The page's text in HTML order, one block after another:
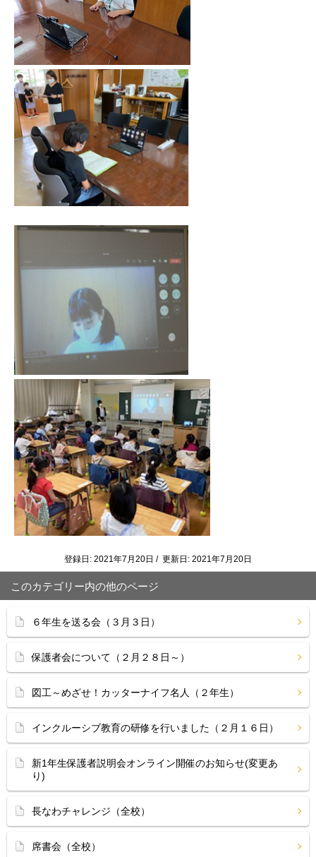
登録日: 2021年7月20日 / 更新日: 2021年7月20日
このカテゴリー内の他のページ
６年生を送る会（３月３日）
保護者会について（２月２８日～）
図工～めざせ！カッターナイフ名人（２年生）
インクルーシブ教育の研修を行いました（２月１６日）
新1年生保護者説明会オンライン開催のお知らせ(変更あ
り)
長なわチャレンジ（全校）
席書会（全校）